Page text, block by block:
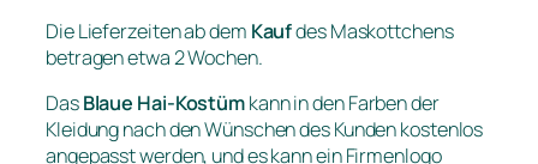
Die Lieferzeiten ab dem Kaufdes Maskottchens
betragen etwa 2 Wochen.
DasBlaue Hai-Kostümkann in den Farben der
Kleidung nach den Wünschen des Kunden kostenlos
angepasst werden, und es kann ein Firmenlogo